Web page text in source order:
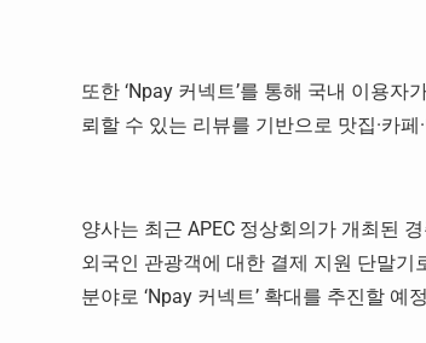
또한 ‘Npay 커넥트’를 통해 국내 이용
뢰할 수 있는 리뷰를 기반으로 맛집·카
양사는 최근 APEC 정상회의가 개최된
외국인 관광객에 대한 결제 지원 단말기
분야로 ‘Npay 커넥트’ 확대를 추진할 예